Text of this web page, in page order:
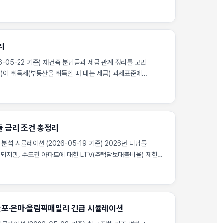
금에 미치는 실질적 영향을 계량화하여 보여드립니다.
22 기준) 재건축 분담금과 세금 관계 정리를 고민
취득세(부동산을 취득할 때 내는 세금) 과세표준에
이하면 추가 분담금 발생)이 낮아질수록 조합원이
를 취득하기 위한 실질 공사비로 인정되어 취득세
원은 보존등기를 하며 취득세를 납부하게 됩니다. 이때
아닌, 조합원 분양가 혹은 추가분담금을 기준으로
리 조건 총정리
석 시뮬레이션 (2026-05-19 기준) 2026년 디딤돌
만, 수도권 아파트에 대한 LTV(주택담보대출비율) 제한과
4.69억 원을 초과할 경우 가산금리가 적용되거나 대출이
금액) 결제를 위해 대출을 계획했다가 한도 제한에
·은마·올림픽패밀리 긴급 시뮬레이션